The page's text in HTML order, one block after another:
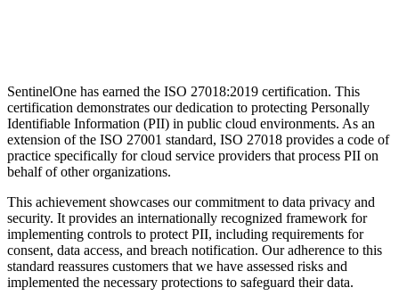
SentinelOne has earned the ISO 27018:2019 certification. This
certification demonstrates our dedication to protecting Personally
Identifiable Information (PII) in public cloud environments. As an
extension of the ISO 27001 standard, ISO 27018 provides a code of
practice specifically for cloud service providers that process PII on
behalf of other organizations.
This achievement showcases our commitment to data privacy and
security. It provides an internationally recognized framework for
implementing controls to protect PII, including requirements for
consent, data access, and breach notification. Our adherence to this
standard reassures customers that we have assessed risks and
implemented the necessary protections to safeguard their data.